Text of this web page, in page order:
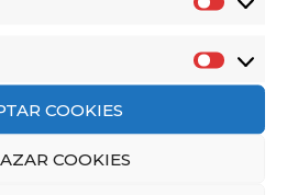
d
r
COOKIES
COOKIES
sutil de tu cuerpo, para
de reajustarte y de